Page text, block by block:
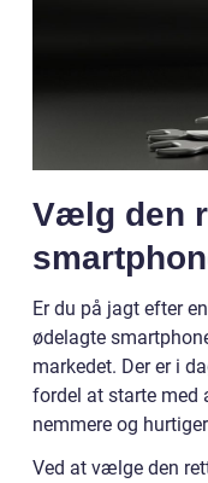
Vælg den
Er du på jagt efter
ødelagte
markedet. Der er i
fordel at starte med
nemmere og
Ved at vælge den